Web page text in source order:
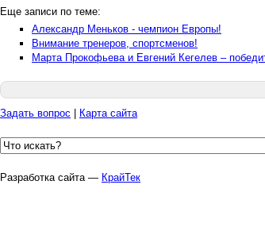
Еще записи по теме:
Александр Меньков - чемпион Европы!
Внимание тренеров, спортсменов!
Марта Прокофьева и Евгений Кегелев –
Задать вопрос Карта сайта
Разработка сайта — КрайТек